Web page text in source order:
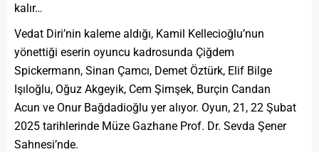
kalır…
Vedat Diri’nin kaleme aldığı, Kamil Kellecioğlu’nun
yönettiği eserin oyuncu kadrosunda Çiğdem
Spickermann, Sinan Çamcı, Demet Öztürk, Elif Bilge
Işıloğlu, Oğuz Akgeyik, Cem Şimşek, Burçin Candan
Acun ve Onur Bağdadioğlu yer alıyor. Oyun, 21, 22 Şubat
2025 tarihlerinde Müze Gazhane Prof. Dr. Sevda Şener
Sahnesi’nde.